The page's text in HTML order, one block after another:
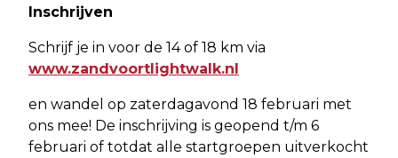
Inschrijven
Schrijf je in voor de 14 of 18 km via
www.zandvoortlightwalk.nl
en wandel op zaterdagavond 18 februari met
ons mee! De inschrijving is geopend t/m 6
februari of totdat alle startgroepen uitverkocht